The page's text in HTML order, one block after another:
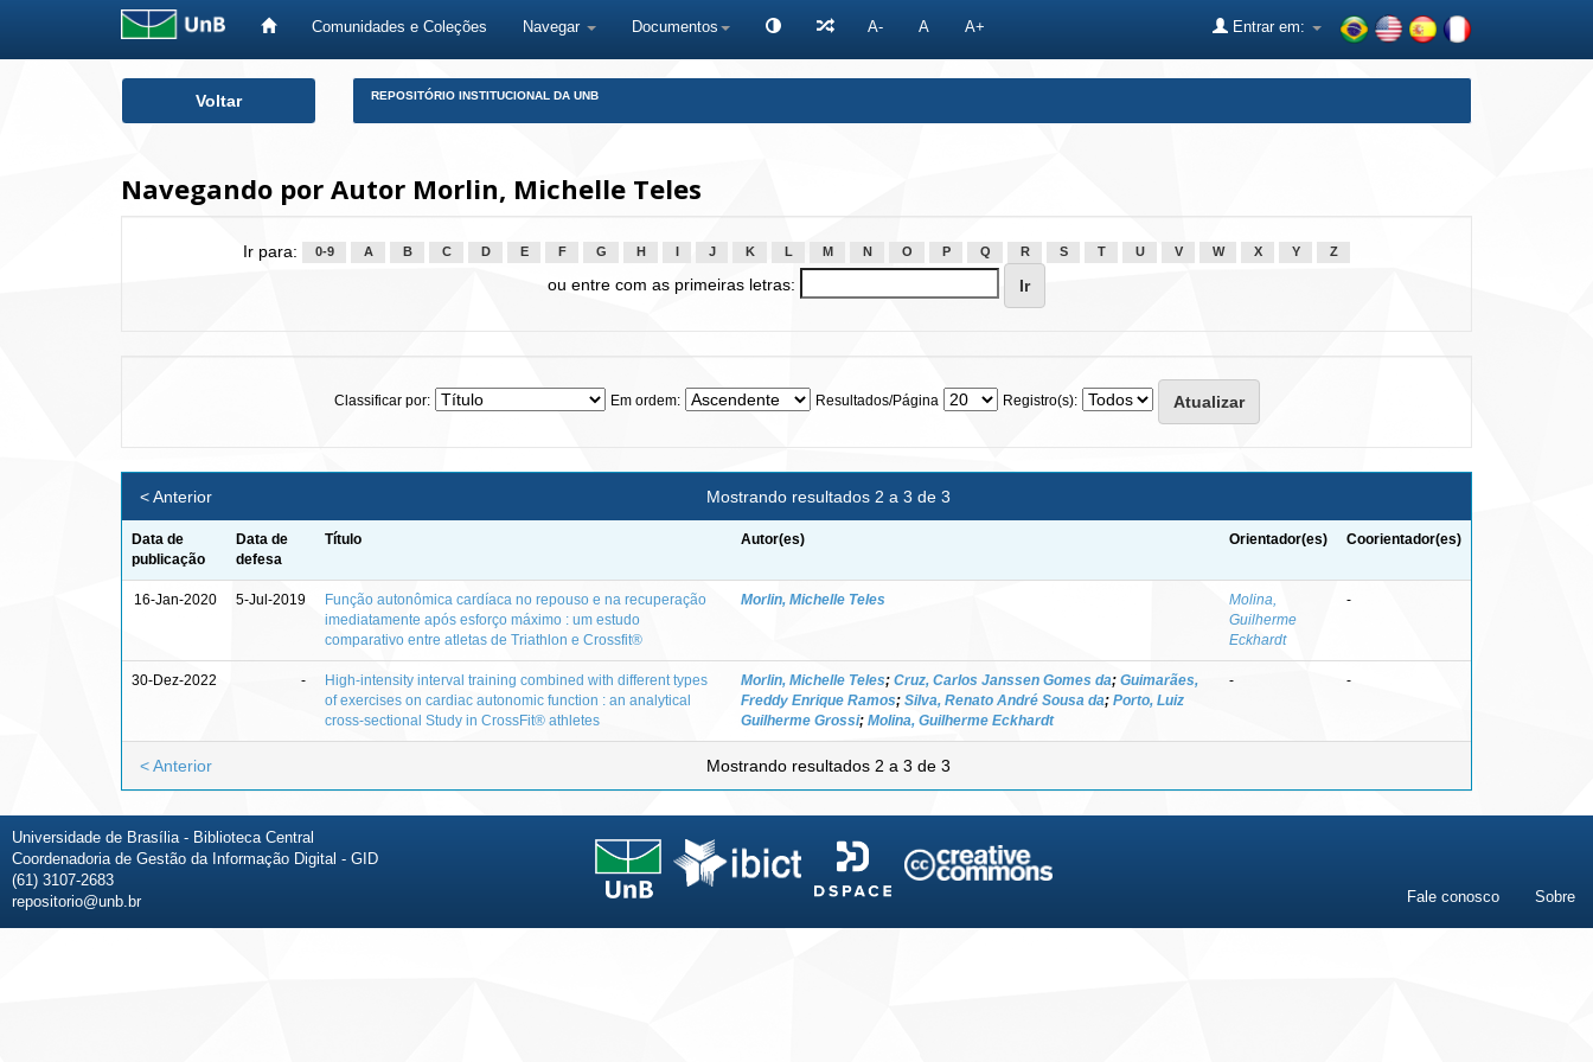
Comunidades e Coleções Navegar Documentos A- A A+ Entrar em:
Voltar REPOSITÓRIO INSTITUCIONAL DA UNB
Navegando por Autor Morlin, Michelle Teles
Ir para: 0-9 A B C D E F G H J K L M N O P Q R S T U V W X Y Z
ou entre com as primeiras letras:
Classificar por: Em ordem: Resultados/Página Registro(s):
Mostrando resultados 2 a 3 de 3
< Anterior
Data de
publicação
Data de
defesa
Título Autor(es) Orientador(es) Coorientador(es)
16-Jan-2020 5-Jul-2019
Função autonômica cardíaca no repouso e na recuperação
imediatamente após esforço máximo : um estudo
comparativo entre atletas de Triathlon e Crossfit®
Morlin, Michelle Teles
Molina,
Guilherme
Eckhardt
-
30-Dez-2022 -
High-intensity interval training combined with different types
of exercises on cardiac autonomic function : an analytical
cross-sectional Study in CrossFit® athletes
Morlin, Michelle Teles; Cruz, Carlos Janssen Gomes da; Guimarães,
Freddy Enrique Ramos; Silva, Renato André Sousa da; Porto, Luiz
Guilherme Grossi; Molina, Guilherme Eckhardt
- -
Mostrando resultados 2 a 3 de 3
< Anterior
Universidade de Brasília - Biblioteca Central
Coordenadoria de Gestão da Informação Digital - GID
(61) 3107-2683
repositorio@unb.br
Fale conosco Sobre